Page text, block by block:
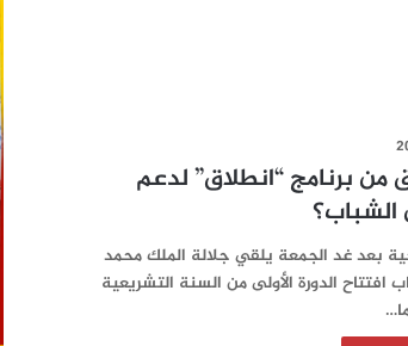
من برنامج “انطلاق” لدعم
الشباب؟
بعد غد الجمعة يلقي جلالة الملك محمد
الدورة الأولى من السنة التشريعية